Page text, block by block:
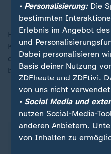
Verbraucherzentrale
Hier würden strenge
Kamera einer Türklingel
dauerhafte Überwachung
bedeutet.
In dieser Form sind
Die Konferenz der
• Personalisierung:Die
bestimmten
Erlebnis im Angebot
und
Dabei personalisieren
Basis deiner Nutzung
ZDFheute und ZDFtivi.
von uns nicht
• Social Media und
nutzen Social-Media-
anderen Anbietern.
von Inhalten zu